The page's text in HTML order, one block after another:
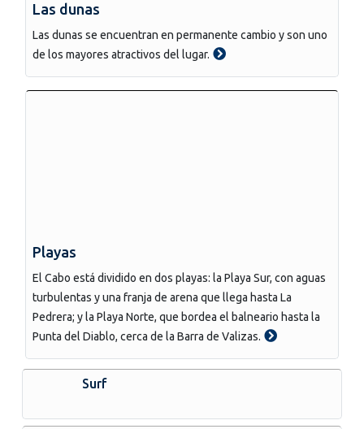
Las dunas
Las dunas se encuentran en permanente cambio y son uno
de los mayores atractivos del lugar.
Playas
El Cabo está dividido en dos playas: la Playa Sur, con aguas
turbulentas y una franja de arena que llega hasta La
Pedrera; y la Playa Norte, que bordea el balneario hasta la
Punta del Diablo, cerca de la Barra de Valizas.
Surf